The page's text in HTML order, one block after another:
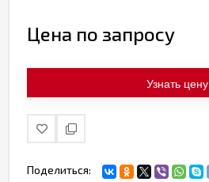
Цена по запросу
Узнать цену
Поделиться: